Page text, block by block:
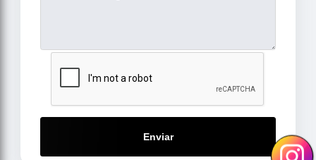
Enviar